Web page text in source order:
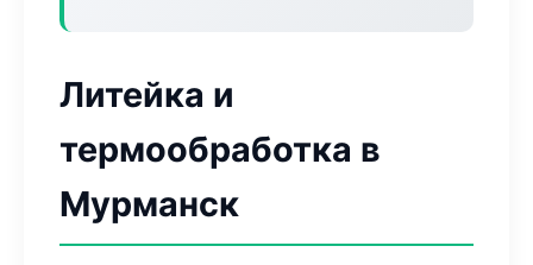
Литейка и
термообработка в
Мурманск